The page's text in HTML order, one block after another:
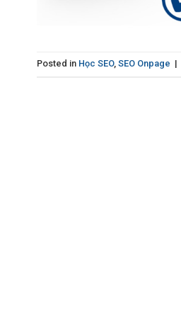
Posted in Học SEO, SEO Onpage |